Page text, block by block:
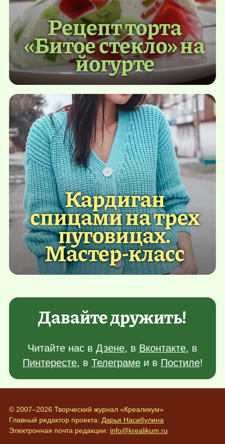
Рецепт торта
«Битое стекло» на
йогурте
Кардиган
спицами на трех
пуговицах.
Мастер-класс
Давайте дружить!
Читайте нас в Дзене, в Вконтакте, в
Пинтересте, в Телеграмеи в Постиле!
© 2007–2026 Творческий журнал «Креаликум»
Главный редактор проекта: Дарья Насибулина
Электронная почта редакции: info@krealikum.ru